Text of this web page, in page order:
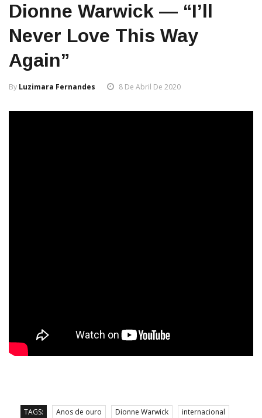
Dionne Warwick — “I’ll
Never Love This Way
Again”
By Luzimara Fernandes 8 De Abril De 2020
TAGS: Anos de ouro Dionne Warwick
internacional